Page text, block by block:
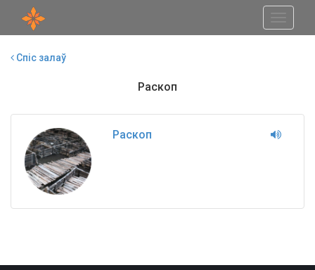
Спіс залаў
Раскоп
Раскоп